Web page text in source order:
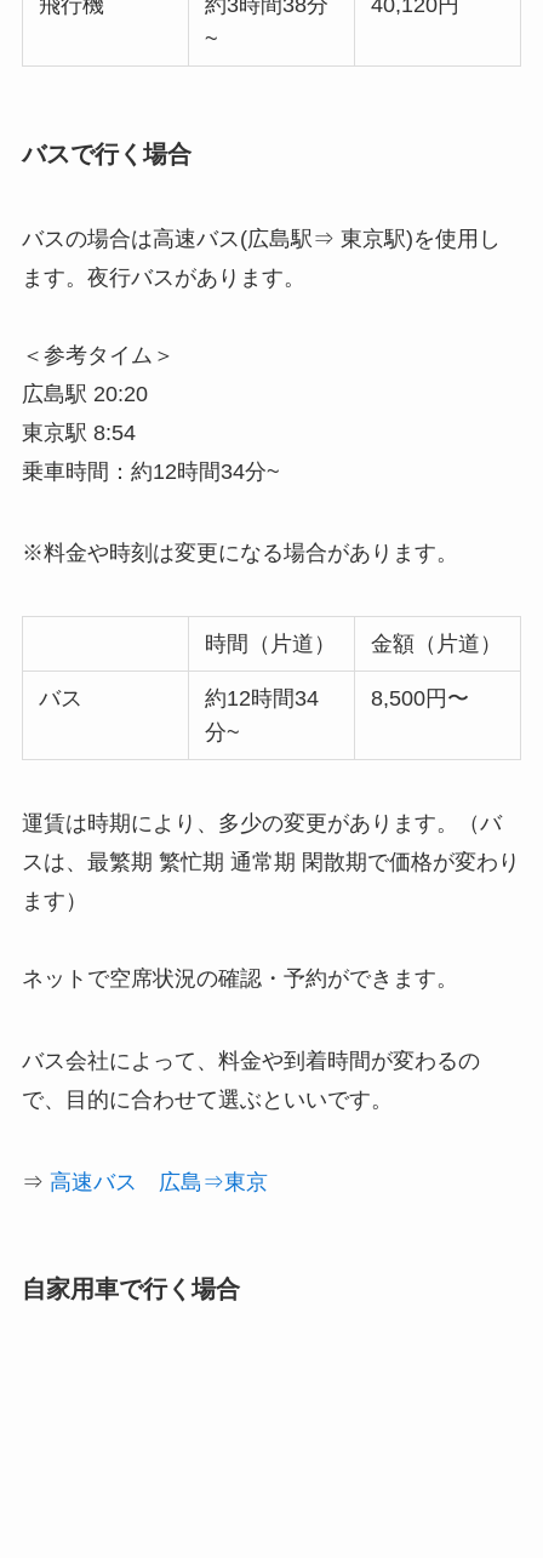
飛行機
約3時間38分
~
40,120円
バスで行く場合
バスの場合は高速バス(広島駅⇒ 東京駅)を使用し
ます。夜行バスがあります。
＜参考タイム＞
広島駅 20:20
東京駅 8:54
乗車時間：約12時間34分~
※料金や時刻は変更になる場合があります。
時間（片道） 金額（片道）
バス
約12時間34
分~
8,500円〜
運賃は時期により、多少の変更があります。（バ
スは、最繁期 繁忙期 通常期 閑散期で価格が変わり
ます）
ネットで空席状況の確認・予約ができます。
バス会社によって、料金や到着時間が変わるの
で、目的に合わせて選ぶといいです。
⇒ 高速バス 広島⇒東京
自家用車で行く場合